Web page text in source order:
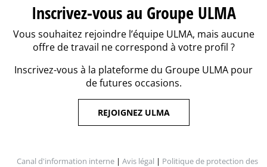
Inscrivez-vous au Groupe ULMA
Vous souhaitez rejoindre l’équipe ULMA, mais aucune
offre de travail ne correspond à votre profil ?
Inscrivez-vous à la plateforme du Groupe ULMA pour
de futures occasions.
REJOIGNEZ ULMA
Canal d'information interne | Avis légal | Politique de protection des